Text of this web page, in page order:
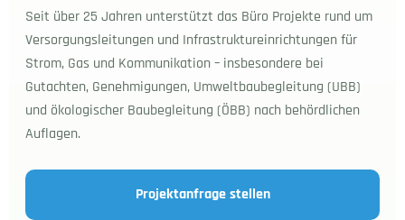
Seit über 25 Jahren unterstützt das Büro Projekte rund um
Versorgungsleitungen und Infrastruktureinrichtungen für
Strom, Gas und Kommunikation – insbesondere bei
Gutachten, Genehmigungen, Umweltbaubegleitung (UBB)
und ökologischer Baubegleitung (ÖBB) nach behördlichen
Auflagen.
Projektanfrage stellen